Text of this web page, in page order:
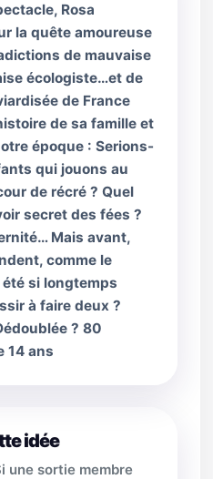
Rosa
la quête amoureuse
de mauvaise
écologiste…et de
de France
de sa famille et
époque : Serions-
qui jouons au
de récré ? Quel
secret des fées ?
Mais avant,
comme le
si longtemps
à faire deux ?
? 80
14 ans
idée
une sortie membre